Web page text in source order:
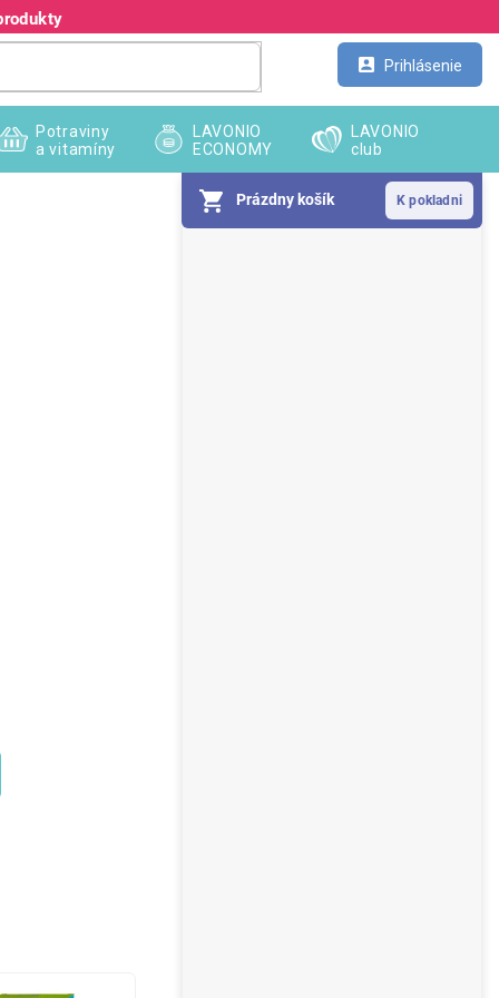
Prihlásenie
Prázdny košík
Potraviny
a vitamíny
LAVONIO
ECONOMY
LAVONIO
club